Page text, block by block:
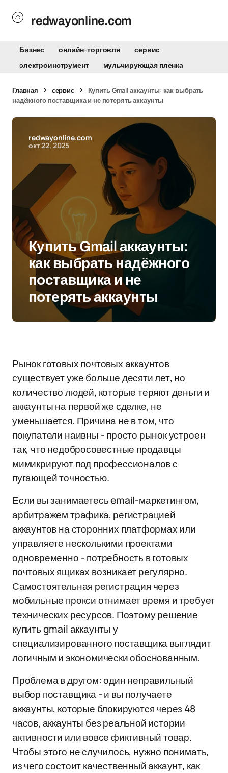
redwayonline.com
Бизнес онлайн-торговля
сервис
электроинструмент
мульчирующая пленка
Главная сервис
Купить Gmail аккаунты: как выбрать
надёжного поставщика и не потерять аккаунты
redwayonline.com
окт 22, 2025
Купить Gmail аккаунты:
как выбрать надёжного
поставщика и не
потерять аккаунты
Рынок готовых почтовых аккаунтов
существует уже больше десяти лет, но
количество людей, которые теряют деньги и
аккаунты на первой же сделке, не
уменьшается. Причина не в том, что
покупатели наивны - просто рынок устроен
так, что недобросовестные продавцы
мимикрируют под профессионалов с
пугающей точностью.
Если вы занимаетесь email-маркетингом,
арбитражем трафика, регистрацией
аккаунтов на сторонних платформах или
управляете несколькими проектами
одновременно - потребность в готовых
почтовых ящиках возникает регулярно.
Самостоятельная регистрация через
мобильные прокси отнимает время и требует
технических ресурсов. Поэтому решение
купить gmail аккаунты у
специализированного поставщика выглядит
логичным и экономически обоснованным.
Проблема в другом: один неправильный
выбор поставщика - и вы получаете
аккаунты, которые блокируются через 48
часов, аккаунты без реальной истории
активности или вовсе фиктивный товар.
Чтобы этого не случилось, нужно понимать,
из чего состоит качественный аккаунт, как